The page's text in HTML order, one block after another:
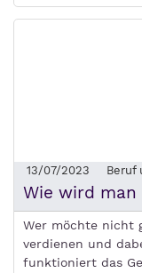
13/07/2023 Beruf
Wie wird
Wer möchte nicht
verdienen und
funktioniert das